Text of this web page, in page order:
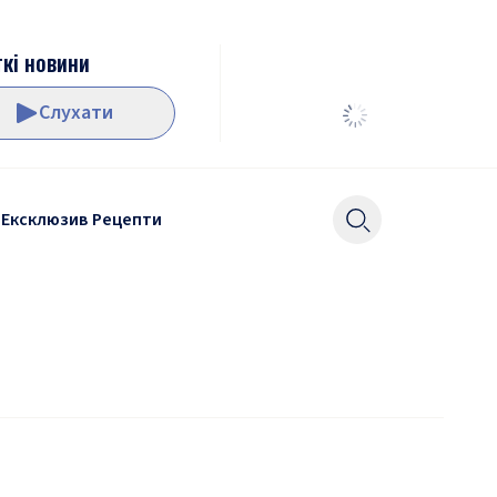
новини
Слухати
Ексклюзив Рецепти